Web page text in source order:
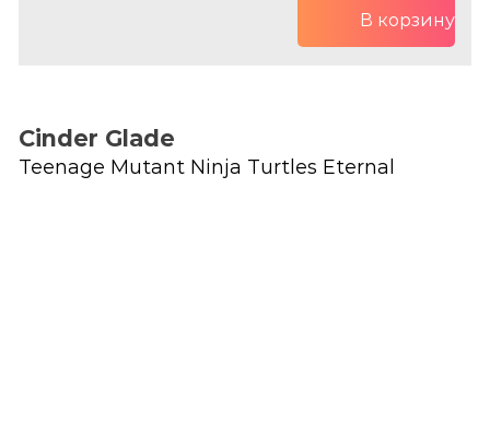
В корзину
Cinder Glade
Teenage Mutant Ninja Turtles Eternal